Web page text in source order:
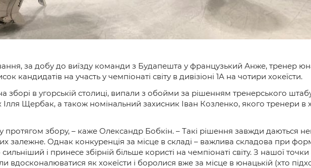
за добу до виїзду команди з Будапешта у французький Анже, тренер
кандидатів на участь у чемпіонаті світу в дивізіоні 1А на чотири хокеїсти.
в угорській столиці, випали з обойми за рішенням тренерського
Щербак, а також номінальний захисник Іван Козленко, якого тренери в
збору, – каже Олександр Бобкін. – Такі рішення завжди даються
залежне. Однак конкуренція за місце в складі – важлива складова при
і принесе збірній більше користі на чемпіонаті світу. З нашої точки
як хокеїсти і боролися вже за місце в юнацькій (хто